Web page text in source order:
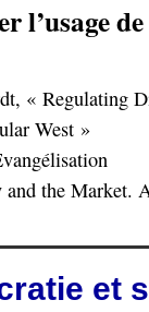
l’usage
« Regulating
West »
the Market.
et